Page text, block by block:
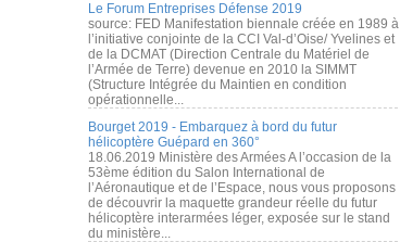
Le Forum Entreprises Défense 2019
source: FED Manifestation biennale créée en 1989 à
l’initiative conjointe de la CCI Val-d’Oise/ Yvelines et
de la DCMAT (Direction Centrale du Matériel de
l’Armée de Terre) devenue en 2010 la SIMMT
(Structure Intégrée du Maintien en condition
opérationnelle...
Bourget 2019 - Embarquez à bord du futur
hélicoptère Guépard en 360°
18.06.2019 Ministère des Armées A l’occasion de la
53ème édition du Salon International de
l’Aéronautique et de l’Espace, nous vous proposons
de découvrir la maquette grandeur réelle du futur
hélicoptère interarmées léger, exposée sur le stand
du ministère...